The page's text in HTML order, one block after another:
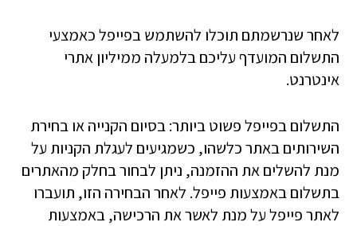
לאחר שנרשמתם תוכלו להשתמש בפייפל כאמצעי
התשלום המועדף עליכם בלמעלה ממיליון אתרי
אינטרנט.
התשלום בפייפל פשוט ביותר: בסיום הקנייה או בחירת
השירותים באתר כלשהו, כשמגיעים לעגלת הקניות על
מנת להשלים את ההזמנה, ניתן לבחור בחלק מהאתרים
בתשלום באמצעות פייפל. לאחר הבחירה הזו, תועברו
לאתר פייפל על מנת לאשר את הרכישה, באמצעות